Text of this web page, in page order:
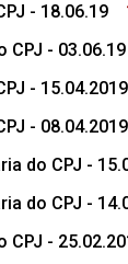
- 18.06.19
CPJ - 03.06.19
- 15.04.2019
- 08.04.2019
do CPJ -
do CPJ -
CPJ -